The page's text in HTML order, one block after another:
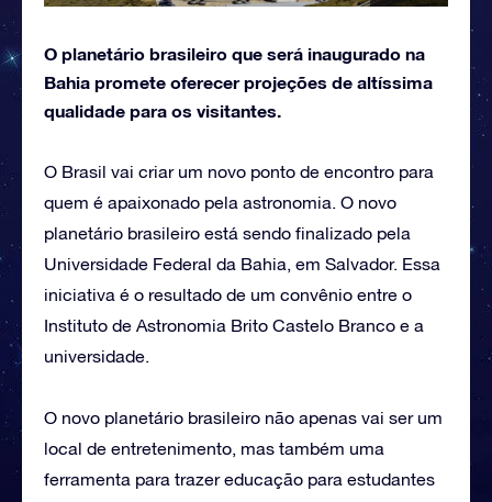
O planetário brasileiro que será inaugurado na
Bahia promete oferecer projeções de altíssima
qualidade para os visitantes.
O Brasil vai criar um novo ponto de encontro para
quem é apaixonado pela astronomia. O novo
planetário brasileiro está sendo finalizado pela
Universidade Federal da Bahia, em Salvador. Essa
iniciativa é o resultado de um convênio entre o
Instituto de Astronomia Brito Castelo Branco e a
universidade.
O novo planetário brasileiro não apenas vai ser um
local de entretenimento, mas também uma
ferramenta para trazer educação para estudantes